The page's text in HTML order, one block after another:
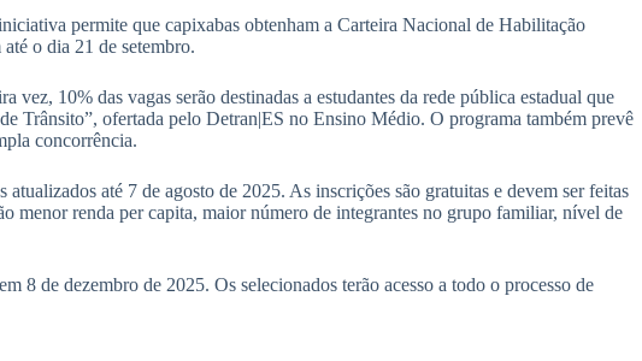
permite que capixabas obtenham a Carteira Nacional de Habilitação
até o dia 21 de setembro.
10% das vagas serão destinadas a estudantes da rede pública estadual que
Trânsito”, ofertada pelo Detran|ES no Ensino Médio. O programa também prevê
concorrência.
até 7 de agosto de 2025. As inscrições são gratuitas e devem ser feitas
menor renda per capita, maior número de integrantes no grupo familiar, nível de
8 de dezembro de 2025. Os selecionados terão acesso a todo o processo de